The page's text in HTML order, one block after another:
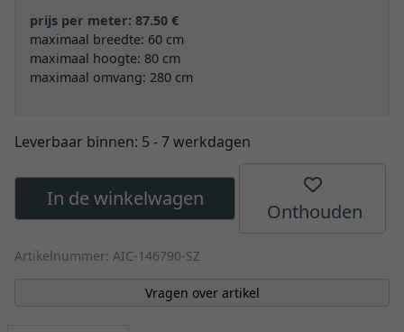
prijs per meter: 87.50 €
maximaal breedte: 60 cm
maximaal hoogte: 80 cm
maximaal omvang: 280 cm
Leverbaar binnen: 5 - 7 werkdagen
In de winkelwagen
Onthouden
Artikelnummer: AIC-146790-SZ
Vragen over artikel